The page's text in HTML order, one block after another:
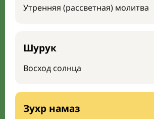
Утренняя (рассветная) молитва
Шурук
Восход солнца
Зухр намаз